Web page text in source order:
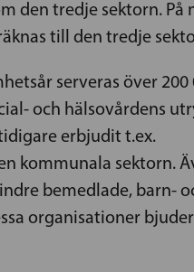
den tredje sektorn. På
till den tredje
serveras över 200
och hälsovårdens
erbjudit t.ex.
kommunala sektorn.
bemedlade, barn-
organisationer